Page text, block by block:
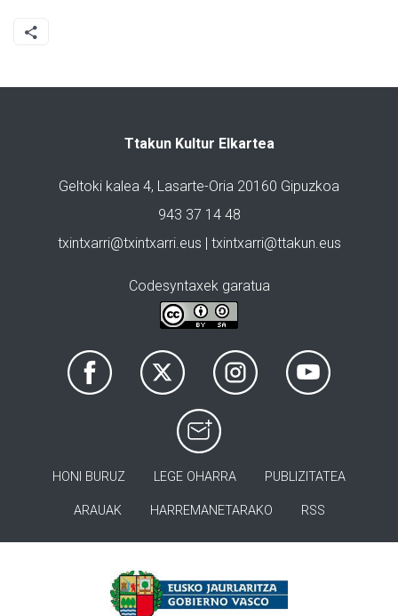
Ttakun Kultur Elkartea
Geltoki kalea 4, Lasarte-Oria 20160 Gipuzkoa
943 37 14 48
txintxarri@txintxarri.eus | txintxarri@ttakun.eus
Codesyntaxek garatua
HONI BURUZ LEGE OHARRA PUBLIZITATEA
ARAUAK HARREMANETARAKO RSS